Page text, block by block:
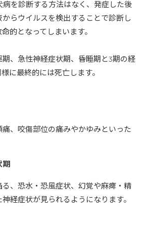
を診断する方法はなく、発症した後
らウイルスを検出することで診断し
的となってしまいます。
、急性神経症状期、昏睡期と3期の経
に最終的には死亡します。
、咬傷部位の痛みやかゆみといった
期
、恐水・恐風症状、幻覚や麻痺・精
経症状が見られるようになります。